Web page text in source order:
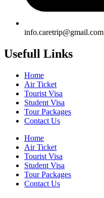
info.caretrip@gmail.com
Usefull Links
Home
Air Ticket
Tourist Visa
Student Visa
Tour Packages
Contact Us
Home
Air Ticket
Tourist Visa
Student Visa
Tour Packages
Contact Us